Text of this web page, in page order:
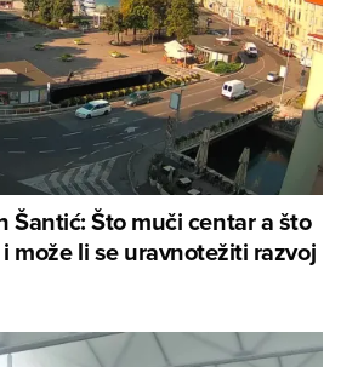
Šantić: Što muči centar a što
može li se uravnotežiti razvoj